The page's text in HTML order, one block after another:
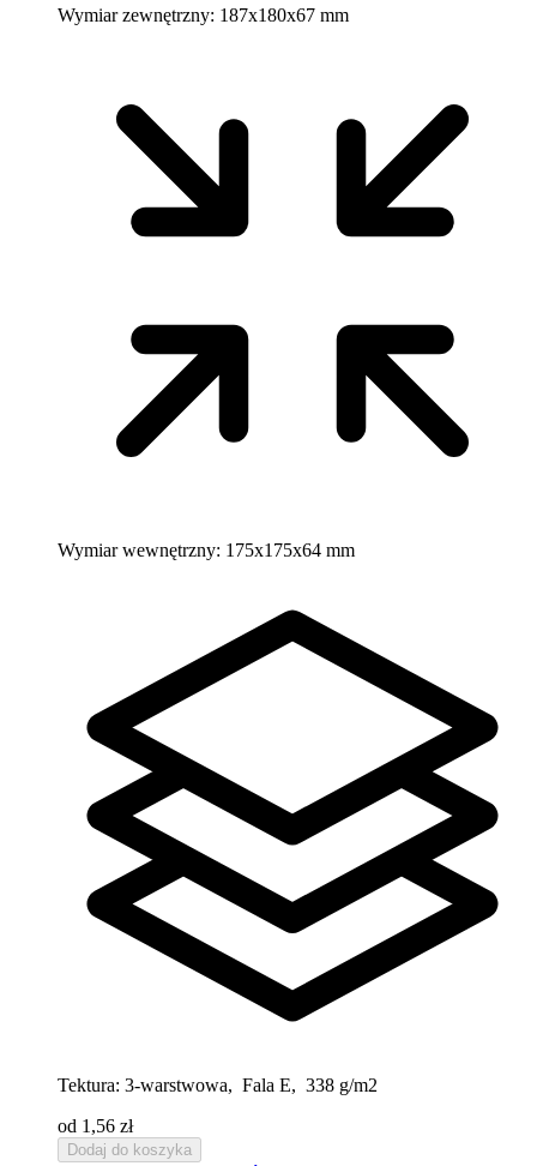
Wymiar zewnętrzny: 187x180x67 mm
Wymiar wewnętrzny: 175x175x64 mm
Tektura: 3-warstwowa, Fala E, 338 g/m2
od 1,56 zł
Dodaj do koszyka